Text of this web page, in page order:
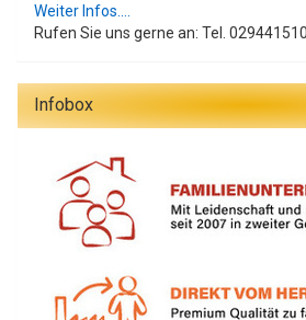
Weiter Infos....
Rufen Sie uns gerne an: Tel. 029441510
Infobox